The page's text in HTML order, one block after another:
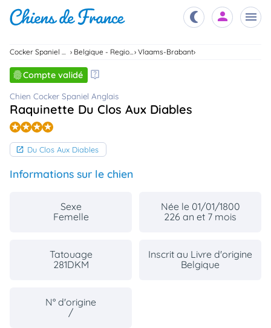
Éleveurs
et
Étalons
Chiens
Assurances
Connexion
Vlaams-Brabant
Compte validé
Chien Cocker Spaniel Anglais
Raquinette Du Clos Aux Diables
Du Clos Aux Diables
Informations sur le chien
Sexe
Femelle
Née le 01/01/1800
226 an et 7 mois
Tatouage
281DKM
Inscrit au Livre d'origine
Belgique
N° d'origine
/